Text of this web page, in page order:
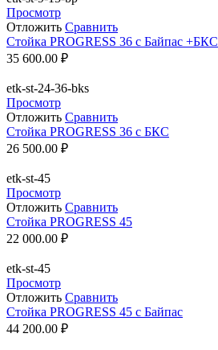
Просмотр
Отложить Сравнить
Стойка PROGRESS 36 с Байпас +БКС
35 600.00 ₽
etk-st-24-36-bks
Просмотр
Отложить Сравнить
Стойка PROGRESS 36 с БКС
26 500.00 ₽
etk-st-45
Просмотр
Отложить Сравнить
Стойка PROGRESS 45
22 000.00 ₽
etk-st-45
Просмотр
Отложить Сравнить
Стойка PROGRESS 45 c Байпас
44 200.00 ₽